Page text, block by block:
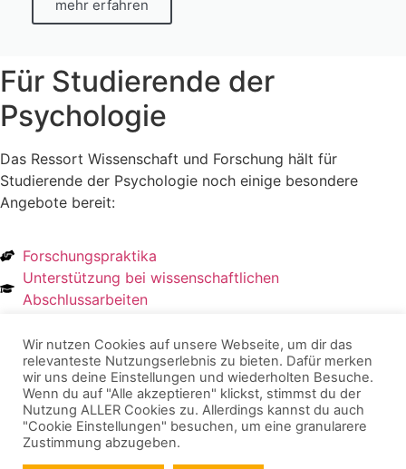
mehr erfahren
Für Studierende der
Psychologie​
Das Ressort Wissenschaft und Forschung hält für
Studierende der Psychologie noch einige besondere
Angebote bereit:
Forschungspraktika
Unterstützung bei wissenschaftlichen
Abschlussarbeiten
Bildrechte: Mensa in Deutschland
© 2026 Mensa in Deutschland e.V. | Alle Rechte
vorbehalten.
Wir nutzen Cookies auf unsere Webseite, um dir das
relevanteste Nutzungserlebnis zu bieten. Dafür merken
wir uns deine Einstellungen und wiederholten Besuche.
Wenn du auf "Alle akzeptieren" klickst, stimmst du der
Nutzung ALLER Cookies zu. Allerdings kannst du auch
"Cookie Einstellungen" besuchen, um eine granularere
Zustimmung abzugeben.